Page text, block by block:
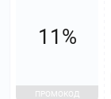
11%
ПРОМОКОД